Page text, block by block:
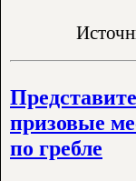
призовые
по гребле